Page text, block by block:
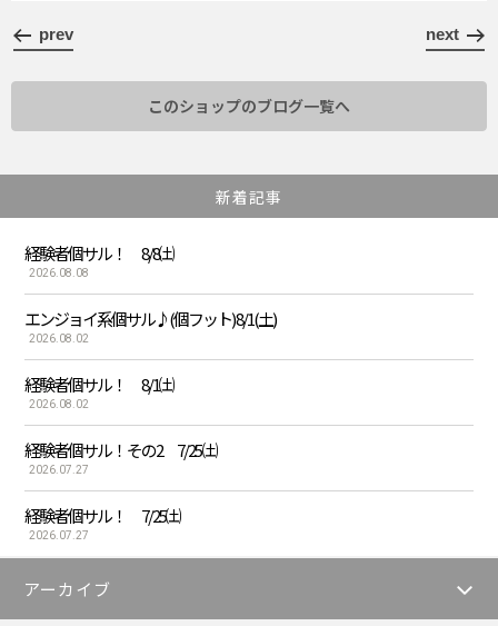
prev next
このショップのブログ一覧へ
新着記事
経験者個サル！ 8/8㈯
2026.08.08
エンジョイ系個サル♪(個フット) 8/1(土)
2026.08.02
経験者個サル！ 8/1㈯
2026.08.02
経験者個サル！ その2 7/25 ㈯
2026.07.27
経験者個サル！ 7/25㈯
2026.07.27
アーカイブ